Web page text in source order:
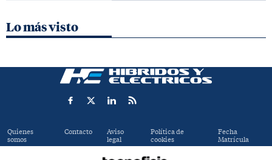
Lo más visto
Quienes
somos
Contacto Aviso
legal
Política de
cookies
Fecha
Matrícula